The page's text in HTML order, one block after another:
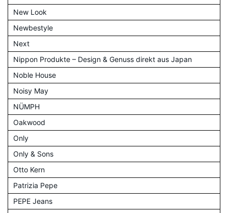
New Look
Newbestyle
Next
Nippon Produkte – Design & Genuss direkt aus Japan
Noble House
Noisy May
NÜMPH
Oakwood
Only
Only & Sons
Otto Kern
Patrizia Pepe
PEPE Jeans